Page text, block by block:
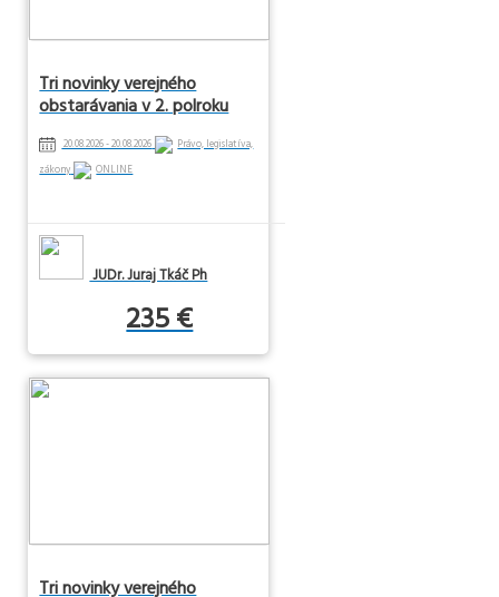
Tri novinky verejného
obstarávania v 2. polroku
20.08.2026 - 20.08.2026
Právo, legislatíva,
zákony
ONLINE
JUDr. Juraj Tkáč Ph
235 €
Tri novinky verejného